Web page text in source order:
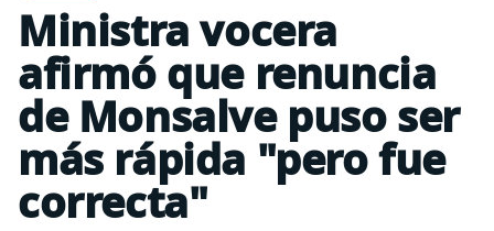
Ministra vocera
afirmó que renuncia
de Monsalve puso ser
más rápida "pero fue
correcta"